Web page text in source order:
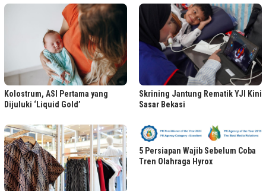
Kolostrum, ASI Pertama yang
Dijuluki ‘Liquid Gold’
Skrining Jantung Rematik YJI Kini
Sasar Bekasi
5 Persiapan Wajib Sebelum Coba
Tren Olahraga Hyrox